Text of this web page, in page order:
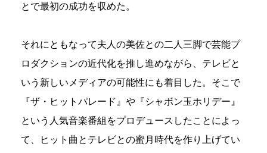
とで最初の成功を収めた。
それにともなって夫人の美佐との二人三脚で芸能プ
ロダクションの近代化を推し進めながら、テレビと
いう新しいメディアの可能性にも着目した。そこで
『ザ・ヒットパレード』や『シャボン玉ホリデー』
という人気音楽番組をプロデュースしたことによっ
て、ヒット曲とテレビとの蜜月時代を作り上げてい